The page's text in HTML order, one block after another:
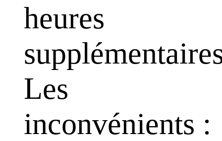
heures
Les
inconvénients :